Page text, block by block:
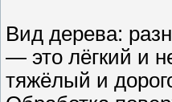
Вид дерева:
— это лёгкий и
тяжёлый и